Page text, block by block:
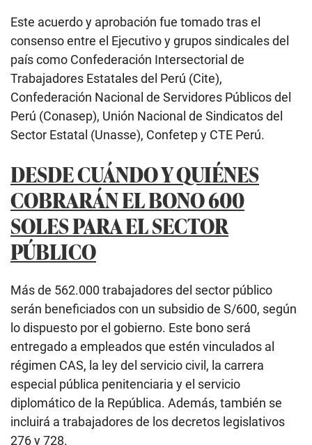
Este acuerdo y aprobación fue tomado tras el
consenso entre el Ejecutivo y grupos sindicales del
país como Confederación Intersectorial de
Trabajadores Estatales del Perú (Cite),
Confederación Nacional de Servidores Públicos del
Perú (Conasep), Unión Nacional de Sindicatos del
Sector Estatal (Unasse), Confetep y CTE Perú.
DESDE CUÁNDO Y QUIÉNES
COBRARÁN EL BONO 600
SOLES PARA EL SECTOR
PÚBLICO
Más de 562.000 trabajadores del sector público
serán beneficiados con un subsidio de S/600, según
lo dispuesto por el gobierno. Este bono será
entregado a empleados que estén vinculados al
régimen CAS, la ley del servicio civil, la carrera
especial pública penitenciaria y el servicio
diplomático de la República. Además, también se
incluirá a trabajadores de los decretos legislativos
276 y 728.